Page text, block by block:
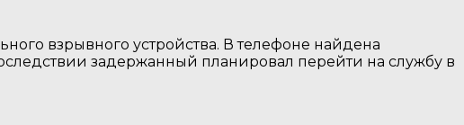
взрывного устройства. В телефоне найдена
задержанный планировал перейти на службу в